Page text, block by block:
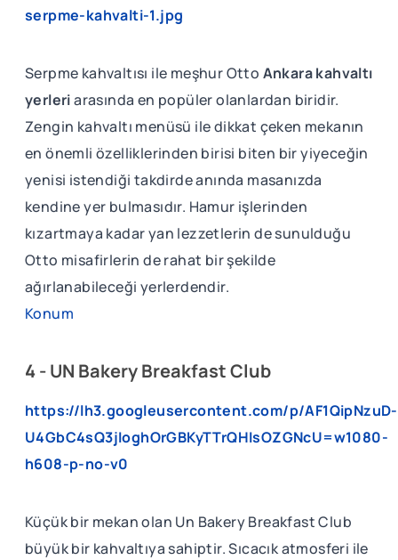
serpme-kahvalti-1.jpg
Serpme kahvaltısı ile meşhur Otto Ankara kahvaltı
yerleriarasında en popüler olanlardan biridir.
Zengin kahvaltı menüsü ile dikkat çeken mekanın
en önemli özelliklerinden birisi biten bir yiyeceğin
yenisi istendiği takdirde anında masanızda
kendine yer bulmasıdır. Hamur işlerinden
kızartmaya kadar yan lezzetlerin de sunulduğu
Otto misafirlerin de rahat bir şekilde
ağırlanabileceği yerlerdendir.
Konum
4 - UN Bakery Breakfast Club
https://lh3.googleusercontent.com/p/AF1QipNzuD-
U4GbC4sQ3jIoghOrGBKyTTrQHIsOZGNcU=w1080-
h608-p-no-v0
Küçük bir mekan olan Un Bakery Breakfast Club
büyük bir kahvaltıya sahiptir. Sıcacık atmosferi ile